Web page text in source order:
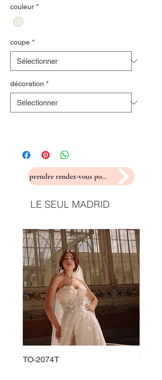
couleur *
coupe *
décoration *
prendre rendez-vous pour un essayage
LE SEUL MADRID
TO-2074T TO-